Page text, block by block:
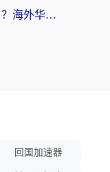
12123交管在国外怎么使用不了？海外华人必看的无缝访问国内资源指南
回国加速器